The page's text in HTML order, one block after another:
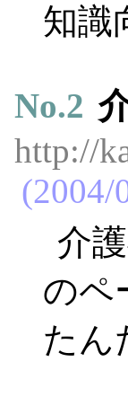
知識
No.2
http://
2004/
介
のペ
たん